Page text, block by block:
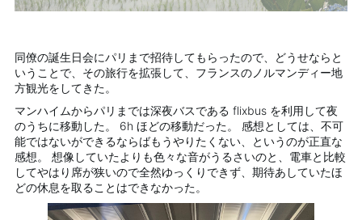
同僚の誕生日会にパリまで招待してもらったので、どうせならと
いうことで、その旅行を拡張して、フランスのノルマンディー地
方観光をしてきた。
マンハイムからパリまでは深夜バスである flixbus を利用して夜
のうちに移動した。 6h ほどの移動だった。 感想としては、不可
能ではないができるならばもうやりたくない、というのが正直な
感想。 想像していたよりも色々な音がうるさいのと、電車と比較
してやはり席が狭いので全然ゆっくりできず、期待あしていたほ
どの休息を取ることはできなかった。